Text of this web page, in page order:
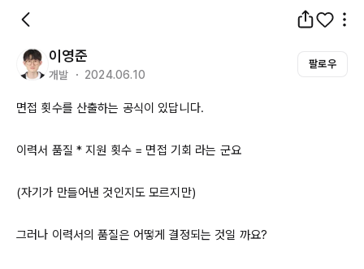
이영준
개발 ・ 2024.06.10
팔로우
면접 횟수를 산출하는 공식이 있답니다.
이력서 품질 * 지원 횟수 = 면접 기회 라는 군요
(자기가 만들어낸 것인지도 모르지만)
그러나 이력서의 품질은 어떻게 결정되는 것일 까요?